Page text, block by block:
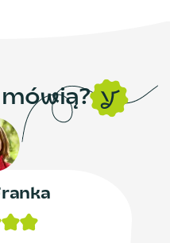
mówią?